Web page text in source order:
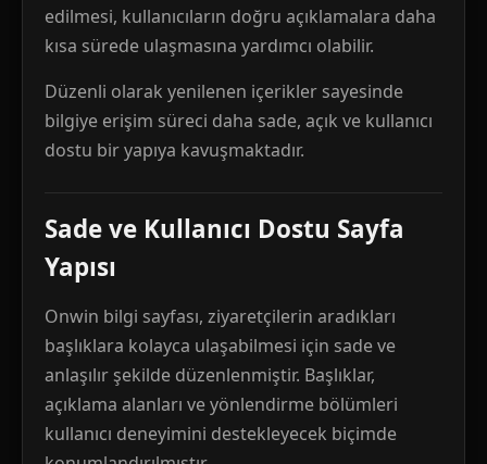
edilmesi, kullanıcıların doğru açıklamalara daha
kısa sürede ulaşmasına yardımcı olabilir.
Düzenli olarak yenilenen içerikler sayesinde
bilgiye erişim süreci daha sade, açık ve kullanıcı
dostu bir yapıya kavuşmaktadır.
Sade ve Kullanıcı Dostu Sayfa
Yapısı
Onwin bilgi sayfası, ziyaretçilerin aradıkları
başlıklara kolayca ulaşabilmesi için sade ve
anlaşılır şekilde düzenlenmiştir. Başlıklar,
açıklama alanları ve yönlendirme bölümleri
kullanıcı deneyimini destekleyecek biçimde